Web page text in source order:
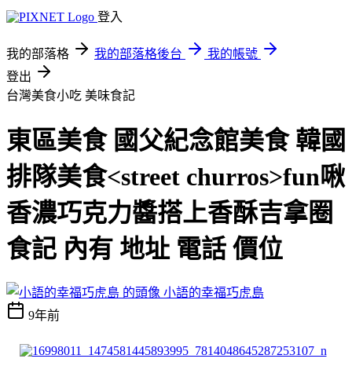
登入
我的部落格 我的部落格後台
我的帳號
登出
台灣美食小吃 美味食記
東區美食 國父紀念館美食 韓國
排隊美食<street churros>fun啾
香濃巧克力醬搭上香酥吉拿圈
食記 內有 地址 電話 價位
小語的幸福巧虎島
9年前